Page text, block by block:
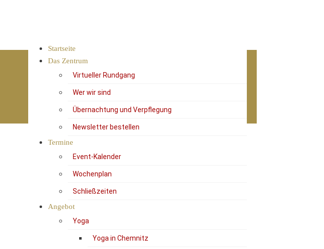
Startseite
Das Zentrum
Virtueller Rundgang
Wer wir sind
Übernachtung und Verpflegung
Newsletter bestellen
Termine
Event-Kalender
Wochenplan
Schließzeiten
Angebot
Yoga
Yoga in Chemnitz